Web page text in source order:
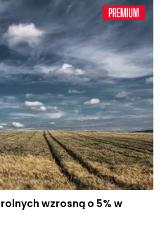
wzrosną o 5% w